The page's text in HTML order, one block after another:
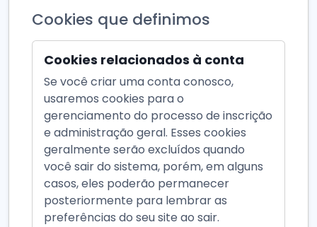
Cookies que definimos
Cookies relacionados à conta
Se você criar uma conta conosco,
usaremos cookies para o
gerenciamento do processo de inscrição
e administração geral. Esses cookies
geralmente serão excluídos quando
você sair do sistema, porém, em alguns
casos, eles poderão permanecer
posteriormente para lembrar as
preferências do seu site ao sair.